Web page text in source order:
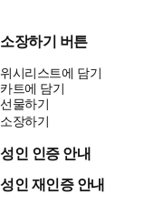
소장하기 버튼
위시리스트에 담기
카트에 담기
선물하기
소장하기
성인 인증 안내
성인 재인증 안내